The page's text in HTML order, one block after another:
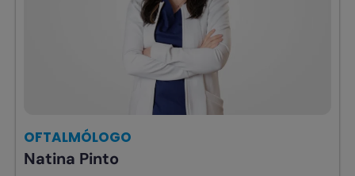
OFTALMÓLOGO
Natina Pinto